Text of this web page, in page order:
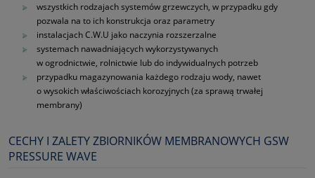
wszystkich rodzajach systemów grzewczych, w przypadku gdy
pozwala na to ich konstrukcja oraz parametry
instalacjach C.W.U jako naczynia rozszerzalne
systemach nawadniających wykorzystywanych
w ogrodnictwie, rolnictwie lub do indywidualnych potrzeb
przypadku magazynowania każdego rodzaju wody, nawet
o wysokich właściwościach korozyjnych (za sprawą trwałej
membrany)
CECHY I ZALETY ZBIORNIKÓW MEMBRANOWYCH GSW
PRESSURE WAVE